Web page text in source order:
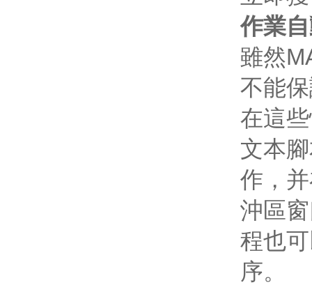
作業
雖然
不能
在這
文本
作，
沖區
程也
序。